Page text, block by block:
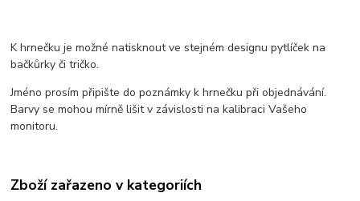
K hrnečku je možné natisknout ve stejném designu pytlíček na
bačkůrky či tričko.
Jméno prosím připište do poznámky k hrnečku při objednávání.
Barvy se mohou mírně lišit v závislosti na kalibraci Vašeho
monitoru.
Zboží zařazeno v kategoriích